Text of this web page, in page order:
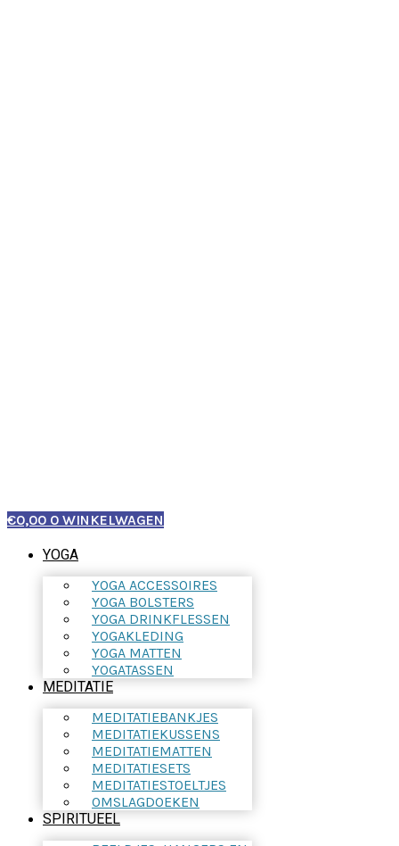
€0,00 0 WINKELWAGEN
YOGA
YOGA ACCESSOIRES
YOGA BOLSTERS
YOGA DRINKFLESSEN
YOGAKLEDING
YOGA MATTEN
YOGATASSEN
MEDITATIE
MEDITATIEBANKJES
MEDITATIEKUSSENS
MEDITATIEMATTEN
MEDITATIESETS
MEDITATIESTOELTJES
OMSLAGDOEKEN
SPIRITUEEL